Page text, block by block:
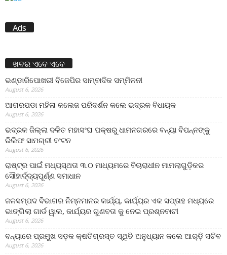
Ads
ଖବର ଏବେ ଏବେ
ଭଣ୍ଡାରିପୋଖରୀ ବିଜେପିର ସାମ୍ବାଦିକ ସମ୍ମିଳନୀ
August 6, 2026
ଆଗରପଡା ମହିଳା କଲେଜ ପରିଦର୍ଶନ କଲେ ଭଦ୍ରକ ବିଧାୟକ
August 6, 2026
ଭଦ୍ରକ ଜିଲ୍ଲା ଦଳିତ ମହାସଂଘ ପକ୍ଷରୁ ଧାମନଗରରେ ବନ୍ୟା ବିପନ୍ନଙ୍କୁ
ରିଲିଫ ସାମଗ୍ରୀ ବଂଟନ
August 6, 2026
ରାଷ୍ଟ୍ର ପାଇଁ ମଧ୍ୟସ୍ଥତା ୩.୦ ମାଧ୍ୟମରେ ବିଚାରାଧୀନ ମାମଲାଗୁଡ଼ିକର
ସୌହାର୍ଦ୍ଦ୍ୟପୂର୍ଣ୍ଣ ସମାଧାନ
August 6, 2026
ଜଳସମ୍ପଦ ବିଭାଗର ନିମ୍ନମାନର କାର୍ଯ୍ୟ, କାର୍ଯ୍ୟର ଏକ ସପ୍ତାହ ମଧ୍ୟରେ
ଭାଙ୍ଗିଲା ଗାର୍ଡ ୱାଲ, କାର୍ଯ୍ୟର ଗୁଣବତା କୁ ନେଇ ପ୍ରଶ୍ନବାଚୀ
August 6, 2026
ବନ୍ୟାରେ ପ୍ରମୁଖ ସଡ଼କ କ୍ଷତିଗ୍ରସ୍ତ ସ୍ଥିତି ଅନୁଧ୍ୟାନ କଲେ ଆର୍‌ଡ଼ି ସଚିବ
August 6, 2026